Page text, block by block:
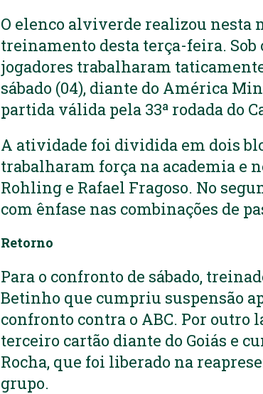
O elenco alviverde realizou nesta
treinamento desta terça-feira. Sob
jogadores trabalharam
sábado (04), diante do América
partida válida pela 33ª rodada do
A atividade foi dividida em dois
trabalharam força na academia e
Rohling e Rafael Fragoso. No
com ênfase nas combinações de
Retorno
Para o confronto de sábado,
Betinho que cumpriu suspensão
confronto contra o ABC. Por outro
terceiro cartão diante do Goiás e
Rocha, que foi liberado na
grupo.